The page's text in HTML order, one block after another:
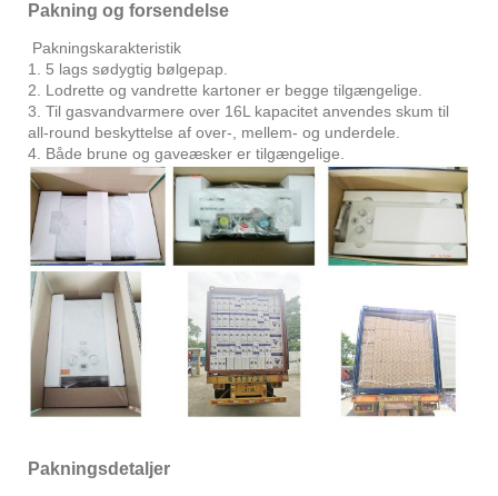
Pakning og forsendelse
Pakningskarakteristik
1. 5 lags sødygtig bølgepap.
2. Lodrette og vandrette kartoner er begge tilgængelige.
3. Til gasvandvarmere over 16L kapacitet anvendes skum til
all-round beskyttelse af over-, mellem- og underdele.
4. Både brune og gaveæsker er tilgængelige.
Pakningsdetaljer